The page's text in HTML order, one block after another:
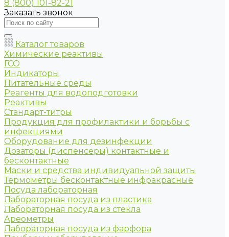
8 (800) 101-82-21
Заказать звонок
Каталог товаров
Химические реактивы
ГСО
Индикаторы
Питательные среды
Реагенты для водоподготовки
Реактивы
Стандарт-титры
Продукция для профилактики и борьбы с
инфекциями
Оборудование для дезинфекции
Дозаторы (диспенсеры) контактные и
бесконтактные
Маски и средства индивидуальной защиты
Термометры бесконтактные инфракрасные
Посуда лабораторная
Лабораторная посуда из пластика
Лабораторная посуда из стекла
Ареометры
Лабораторная посуда из фарфора